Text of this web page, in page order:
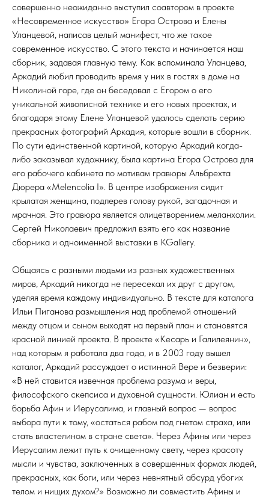
совершенно неожиданно выступил соавтором в проекте
«Несовременное искусство» Егора Острова и Елены
Уланцевой, написав целый манифест, что же такое
современное искусство. С этого текста и начинается наш
сборник, задавая главную тему. Как вспоминала Уланцева,
Аркадий любил проводить время у них в гостях в доме на
Николиной горе, где он беседовал с Егором о его
уникальной живописной технике и его новых проектах, и
благодаря этому Елене Уланцевой удалось сделать серию
прекрасных фотографий Аркадия, которые вошли в сборник.
По сути единственной картиной, которую Аркадий когда-
либо заказывал художнику, была картина Егора Острова для
его рабочего кабинета по мотивам гравюры Альбрехта
Дюрера «Melencolia I». В центре изображения сидит
крылатая женщина, подперев голову рукой, загадочная и
мрачная. Это гравюра является олицетворением меланхолии.
Сергей Николаевич предложил взять его как название
сборника и одноименной выставки в KGallery.
Общаясь с разными людьми из разных художественных
миров, Аркадий никогда не пересекал их друг с другом,
уделяя время каждому индивидуально. В тексте для каталога
Ильи Пиганова размышления над проблемой отношений
между отцом и сыном выходят на первый план и становятся
красной линией проекта. В проекте «Кесарь и Галилеянин»,
над которым я работала два года, и в 2003 году вышел
каталог, Аркадий рассуждает о истинной Вере и безверии:
«В ней ставится извечная проблема разума и веры,
философского скепсиса и духовной сущности. Юлиан и есть
борьба Афин и Иерусалима, и главный вопрос — вопрос
выбора пути к тому, «остаться рабом под гнетом страха, или
стать властелином в стране света». Через Афины или через
Иерусалим лежит путь к очищенному свету, через красоту
мысли и чувства, заключенных в совершенных формах людей,
прекрасных, как боги, или через невнятный абсурд убогих
телом и нищих духом?» Возможно ли совместить Афины и